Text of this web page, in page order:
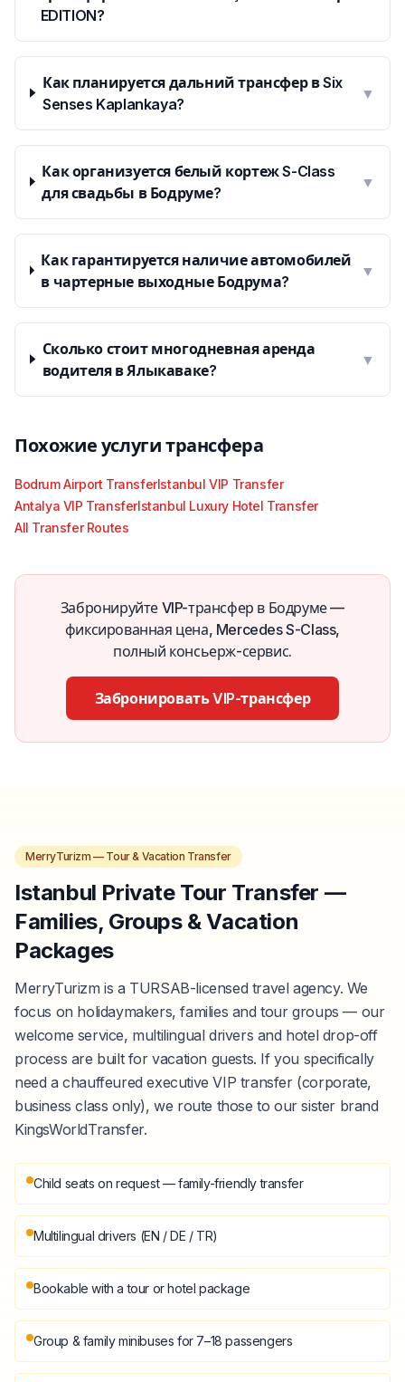
EDITION?
Как планируется дальний трансфер в Six
Senses Kaplankaya?
▼
Как организуется белый кортеж S-Class
для свадьбы в Бодруме?
▼
Как гарантируется наличие автомобилей
в чартерные выходные Бодрума?
▼
Сколько стоит многодневная аренда
водителя в Ялыкаваке?
▼
Похожие услуги трансфера
Bodrum Airport TransferIstanbul VIP Transfer
Antalya VIP TransferIstanbul Luxury Hotel Transfer
All Transfer Routes
Забронируйте VIP-трансфер в Бодруме —
фиксированная цена, Mercedes S-Class,
полный консьерж-сервис.
Забронировать VIP-трансфер
MerryTurizm — Tour & Vacation Transfer
Istanbul Private Tour Transfer —
Families, Groups & Vacation
Packages
MerryTurizm is a TURSAB-licensed travel agency. We
focus on holidaymakers, families and tour groups — our
welcome service, multilingual drivers and hotel drop-off
process are built for vacation guests. If you specifically
need a chauffeured executive VIP transfer (corporate,
business class only), we route those to our sister brand
KingsWorldTransfer.
Child seats on request — family-friendly transfer
Multilingual drivers (EN / DE / TR)
Bookable with a tour or hotel package
Group & family minibuses for 7–18 passengers